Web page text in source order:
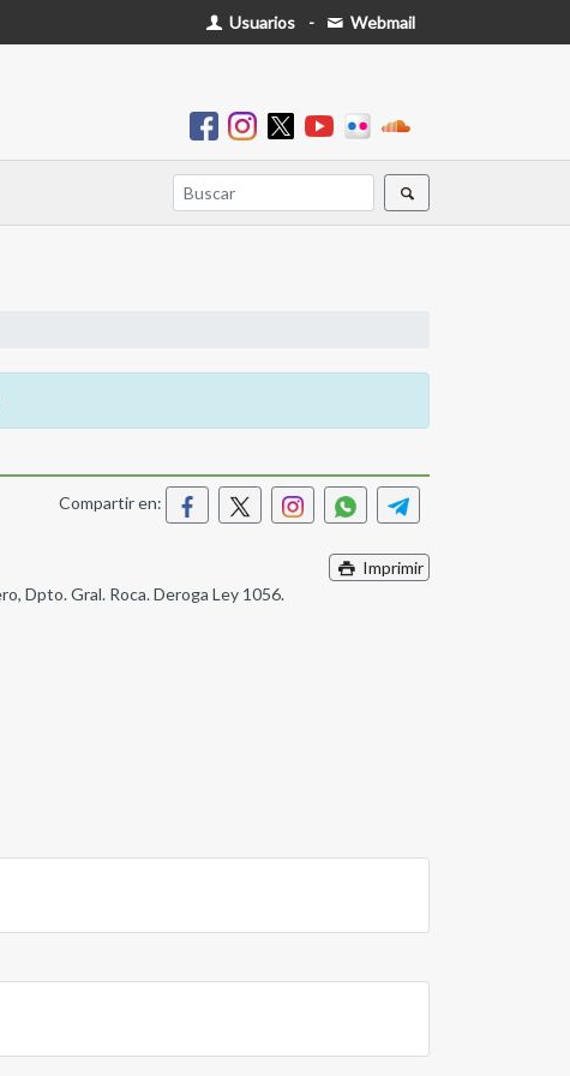
Usuarios - Webmail
Compartir en:
Imprimir
Dpto. Gral. Roca. Deroga Ley 1056.